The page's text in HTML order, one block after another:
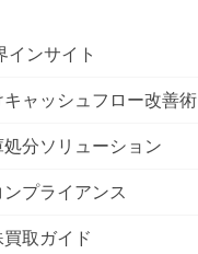
インサイト
ャッシュフロー改善術
分ソリューション
プライアンス
取ガイド